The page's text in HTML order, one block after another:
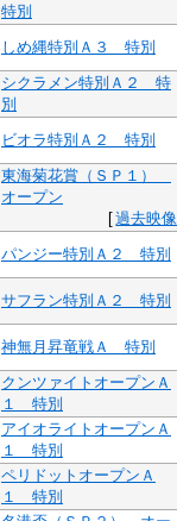
特別
しめ縄特別Ａ３ 特別
シクラメン特別Ａ２ 特
別
ビオラ特別Ａ２ 特別
東海菊花賞（ＳＰ１）
オープン
[過去映像
パンジー特別Ａ２ 特別
サフラン特別Ａ２ 特別
神無月昇竜戦Ａ 特別
クンツァイトオープンＡ
１ 特別
アイオライトオープンＡ
１ 特別
ペリドットオープンＡ
１ 特別